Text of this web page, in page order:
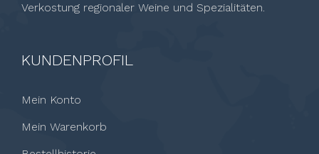
Verkostung regionaler Weine und Spezialitäten.
KUNDENPROFIL
Mein Konto
Mein Warenkorb